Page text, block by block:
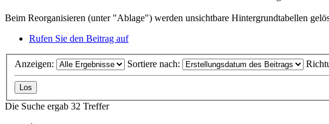
Beim Reorganisieren (unter "Ablage") werden unsichtbare Hintergrundtabellen
Rufen Sie den Beitrag auf
Anzeigen: Sortiere nach:
Die Suche ergab 32 Treffer